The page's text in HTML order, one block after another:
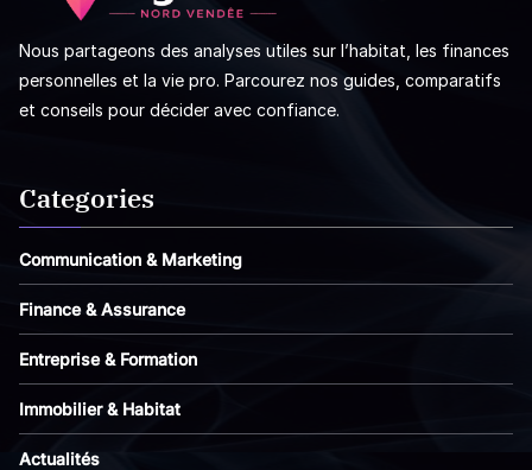
Nous partageons des analyses utiles sur l’habitat, les finances
personnelles et la vie pro. Parcourez nos guides, comparatifs
et conseils pour décider avec confiance.
Categories
Communication & Marketing
Finance & Assurance
Entreprise & Formation
Immobilier & Habitat
Actualités